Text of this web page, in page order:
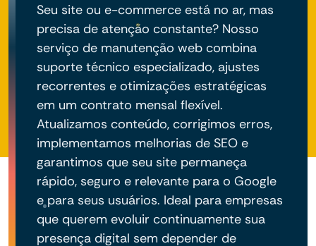
Seu site ou e-commerce está no ar, mas
precisa de atenção constante? Nosso
serviço de manutenção web combina
suporte técnico especializado, ajustes
recorrentes e otimizações estratégicas
em um contrato mensal flexível.
Atualizamos conteúdo, corrigimos erros,
implementamos melhorias de SEO e
garantimos que seu site permaneça
rápido, seguro e relevante para o Google
e para seus usuários. Ideal para empresas
que querem evoluir continuamente sua
presença digital sem depender de